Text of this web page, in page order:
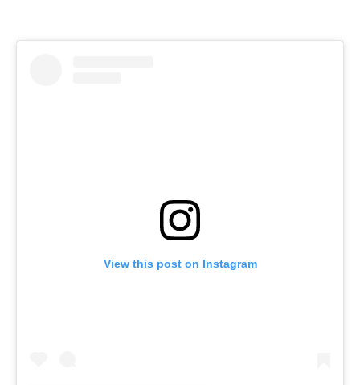
View this post on Instagram